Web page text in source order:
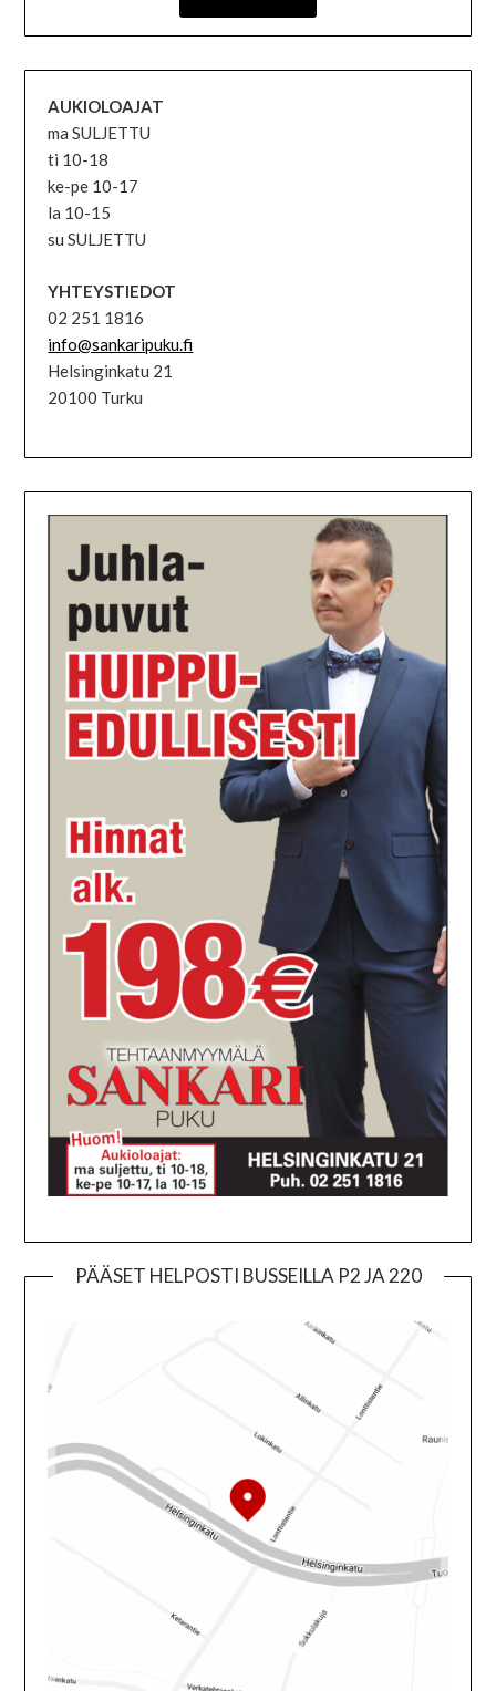
AUKIOLOAJAT
ma SULJETTU
ti 10-18
ke-pe 10-17
la 10-15
su SULJETTU
YHTEYSTIEDOT
02 251 1816
info@sankaripuku.fi
Helsinginkatu 21
20100 Turku
PÄÄSET HELPOSTI BUSSEILLA P2 JA 220